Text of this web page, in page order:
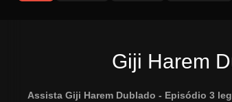
Giji Harem
Assista Giji Harem Dublado - Episódio 3